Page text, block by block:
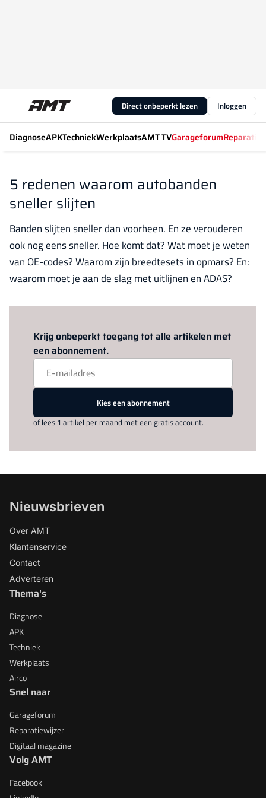
Direct onbeperkt lezen Inloggen
DiagnoseAPKTechniekWerkplaatsAMT TVGarageforum
5 redenen waarom autobanden
sneller slijten
Banden slijten sneller dan voorheen. En ze verouderen
ook nog eens sneller. Hoe komt dat? Wat moet je weten
van OE-codes? Waarom zijn breedtesets in opmars? En:
waarom moet je aan de slag met uitlijnen en ADAS?
Krijg onbeperkt toegang tot alle artikelen met
een abonnement.
Kies een abonnement
of lees 1 artikel per maand met een gratis account.
Nieuwsbrieven
Over AMT
Klantenservice
Contact
Adverteren
Thema's
Diagnose
APK
Techniek
Werkplaats
Airco
Snel naar
Garageforum
Reparatiewijzer
Digitaal magazine
Volg AMT
Facebook